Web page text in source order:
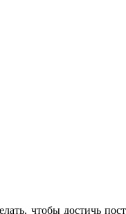
чтобы достичь